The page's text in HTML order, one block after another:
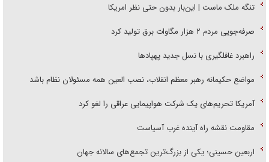
تنگه ملک ماست | این‌بار بدون حتی نظر امریکا
صرفه‌جویی مردم ۲ هزار مگاوات برق تولید کرد
راهبرد غافلگیری با نسل جدید پهپاد‌ها
مواضع حکیمانه رهبر معظم انقلاب، نصب العین همه مسئولان نظام باشد
آمریکا تحریم‌های یک شرکت هواپیمایی عراقی را لغو کرد
مقاومت نقشه راه آینده غرب آسیاست
اربعین حسینی؛ یکی از بزرگ‌ترین تجمع‌های سالانه جهان